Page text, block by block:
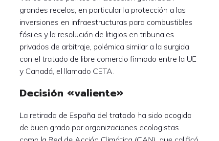
grandes recelos, en particular la protección a las
inversiones en infraestructuras para combustibles
fósiles y la resolución de litigios en tribunales
privados de arbitraje, polémica similar a la surgida
con el tratado de libre comercio firmado entre la UE
y Canadá, el llamado CETA.
Decisión «valiente»
La retirada de España del tratado ha sido acogida
de buen grado por organizaciones ecologistas